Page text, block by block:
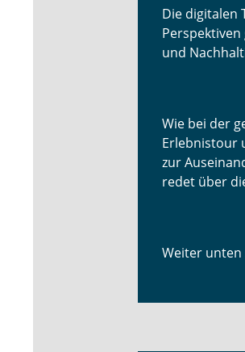
Die digitalen
und
Wie bei der
Erlebnistour
zur
redet über
Weiter unten